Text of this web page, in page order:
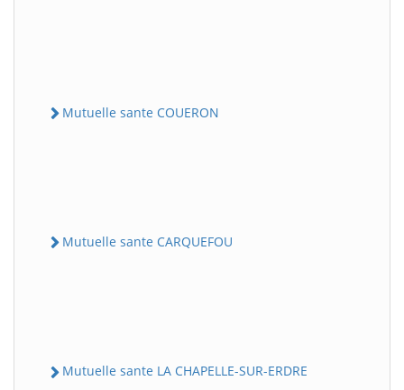
Mutuelle sante COUERON
Mutuelle sante CARQUEFOU
Mutuelle sante LA CHAPELLE-SUR-ERDRE